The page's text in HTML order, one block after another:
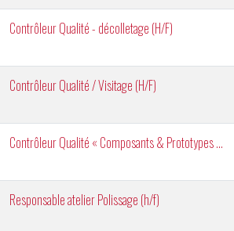
Contrôleur Qualité - décolletage (H/F)
Contrôleur Qualité / Visitage (H/F)
Contrôleur Qualité « Composants & Prototypes » (H/F)
Responsable atelier Polissage (h/f)